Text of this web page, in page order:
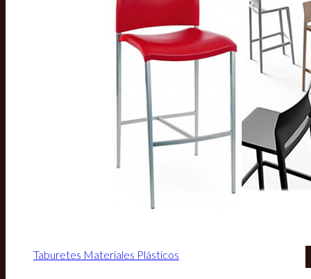
Taburetes Materiales Plásticos